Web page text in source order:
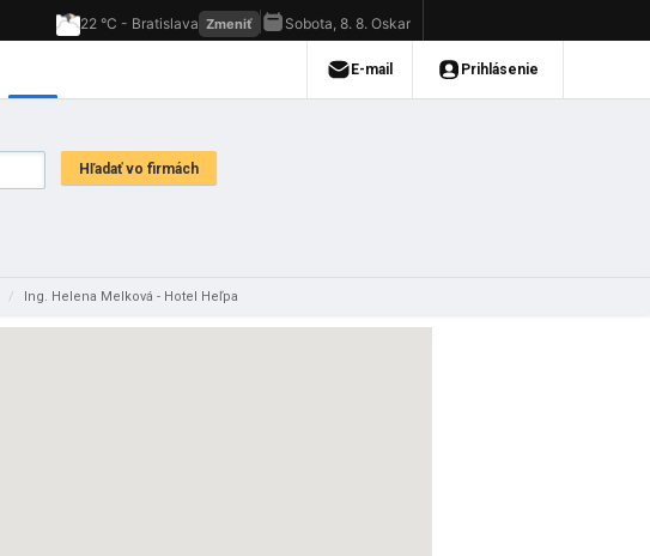
/ Ing. Helena Melková - Hotel Heľpa